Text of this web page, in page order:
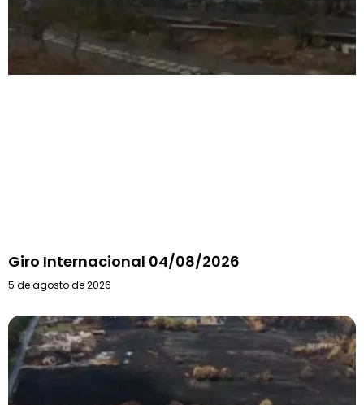
Giro Internacional 04/08/2026
5 de agosto de 2026